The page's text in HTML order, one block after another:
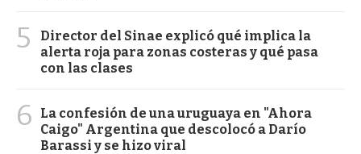
5
Director del Sinae explicó qué implica la
alerta roja para zonas costeras y qué pasa
con las clases
6
La confesión de una uruguaya en "Ahora
Caigo" Argentina que descolocó a Darío
Barassi y se hizo viral